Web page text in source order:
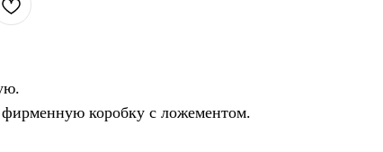
коробку с ложементом.